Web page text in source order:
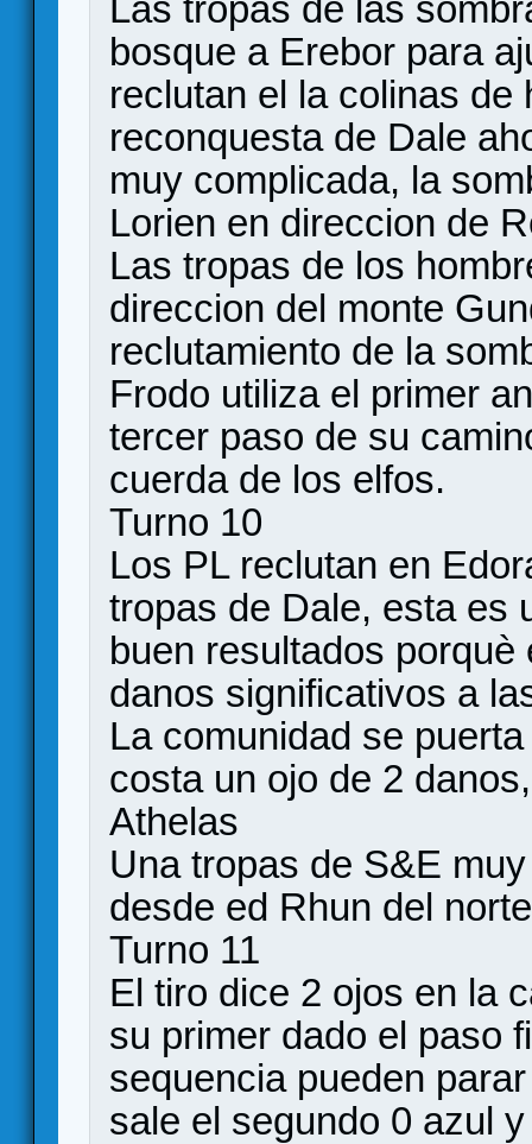
bosque a Erebor para
reclutan el la colinas
reconquesta de Dale
muy complicada, la
Lorien en direccion de
Las tropas de los
direccion del monte
reclutamiento de la
Frodo utiliza el primer
tercer paso de su
cuerda de los elfos.
Turno 10
Los PL reclutan en
tropas de Dale, esta es
buen resultados
danos significativos a
La comunidad se
costa un ojo de 2
Athelas
Una tropas de S&E
desde ed Rhun del norte
Turno 11
El tiro dice 2 ojos en la
su primer dado el paso
sequencia pueden
sale el segundo 0 azul